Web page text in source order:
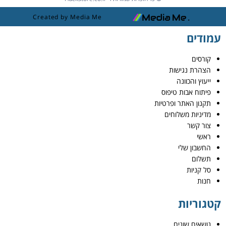
Created by Media Me
עמודים
קורסים
הצהרת נגישות
ייעוץ והכוונה
פיתוח אבות טיפוס
תקנון האתר ופרטיות
מדיניות משלוחים
צור קשר
ראשי
החשבון שלי
תשלום
סל קניות
חנות
קטגוריות